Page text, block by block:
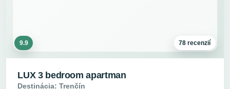
9.9 78 recenzií
LUX 3 bedroom apartman
Destinácia: Trenčín